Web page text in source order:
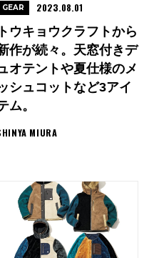
トウキョウクラフトから
作が続々。天窓付きデ
オテントや夏仕様のメ
シュコットなど3アイ
ム。
MIURA
GEAR 2023.08.01